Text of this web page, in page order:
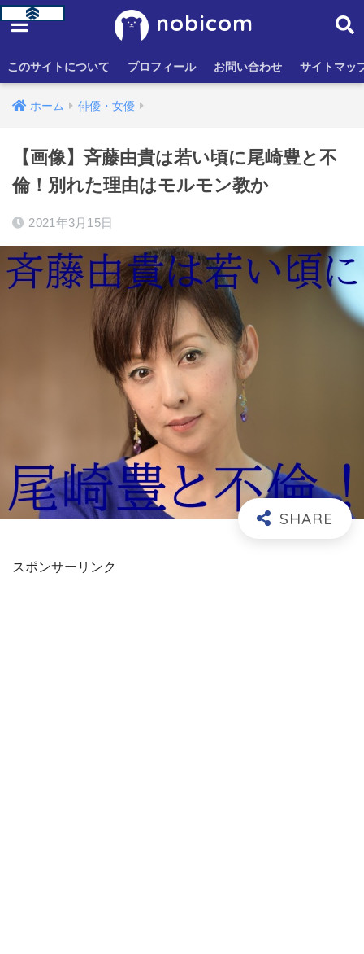
nobicom
このサイトについて プロフィール お問い合わせ サイトマッ
ホーム 俳優・女優
【画像】斉藤由貴は若い頃に尾崎豊と不
倫！別れた理由はモルモン教か
2021年3月15日
スポンサーリンク